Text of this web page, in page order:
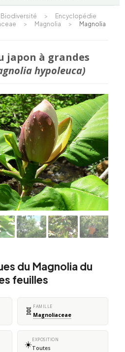
Biodiversité >
Encyclopédie
> Magnolia >
Magnolia
japon à grandes
hypoleuca)
du Magnolia du
feuilles
🧬 FAMILLE
Magnoliaceae
☀️EXPOSITION
Toutes